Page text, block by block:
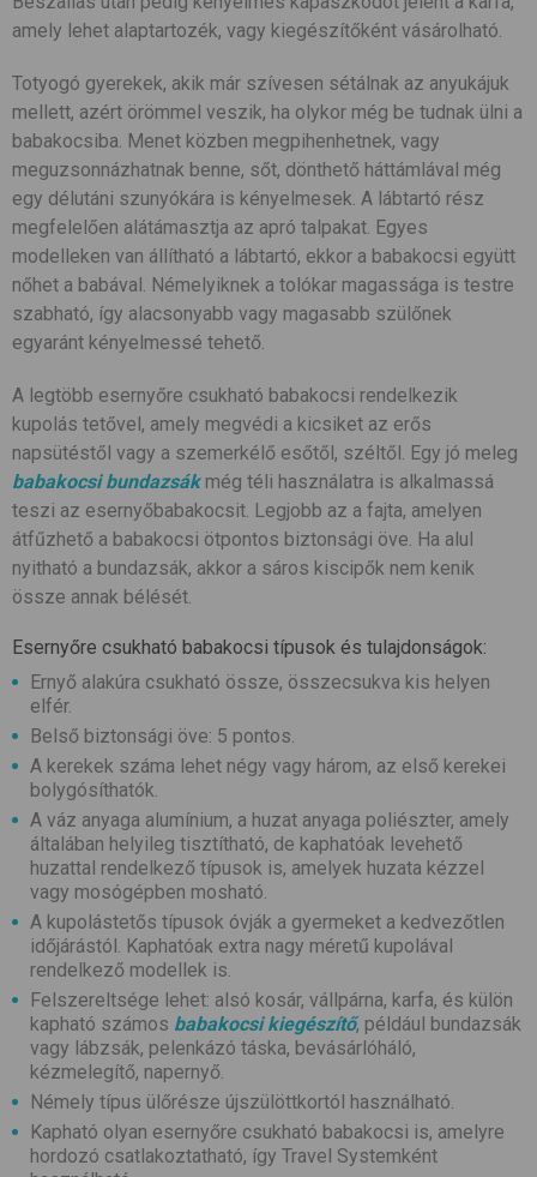
amely lehet alaptartozék, vagy kiegészítőként vásárolható.
Totyogó gyerekek, akik már szívesen sétálnak az anyukájuk
mellett, azért örömmel veszik, ha olykor még be tudnak ülni a
babakocsiba. Menet közben megpihenhetnek, vagy
meguzsonnázhatnak benne, sőt, dönthető háttámlával még
egy délutáni szunyókára is kényelmesek. A lábtartó rész
megfelelően alátámasztja az apró talpakat. Egyes
modelleken van állítható a lábtartó, ekkor a babakocsi együtt
nőhet a babával. Némelyiknek a tolókar magassága is testre
szabható, így alacsonyabb vagy magasabb szülőnek
egyaránt kényelmessé tehető.
A legtöbb esernyőre csukható babakocsi rendelkezik
kupolás tetővel, amely megvédi a kicsiket az erős
napsütéstől vagy a szemerkélő esőtől, széltől. Egy jó meleg
babakocsi bundazsákmég téli használatra is alkalmassá
teszi az esernyőbabakocsit. Legjobb az a fajta, amelyen
átfűzhető a babakocsi ötpontos biztonsági öve. Ha alul
nyitható a bundazsák, akkor a sáros kiscipők nem kenik
össze annak bélését.
Esernyőre csukható babakocsi típusok és tulajdonságok:
Ernyő alakúra csukható össze, összecsukva kis helyen
elfér.
Belső biztonsági öve: 5 pontos.
A kerekek száma lehet négy vagy három, az első kerekei
bolygósíthatók.
A váz anyaga alumínium, a huzat anyaga poliészter, amely
általában helyileg tisztítható, de kaphatóak levehető
huzattal rendelkező típusok is, amelyek huzata kézzel
vagy mosógépben mosható.
A kupolástetős típusok óvják a gyermeket a kedvezőtlen
időjárástól. Kaphatóak extra nagy méretű kupolával
rendelkező modellek is.
Felszereltsége lehet: alsó kosár, vállpárna, karfa, és külön
kapható számos babakocsi kiegészítő, például bundazsák
vagy lábzsák, pelenkázó táska, bevásárlóháló,
kézmelegítő, napernyő.
Némely típus ülőrésze újszülöttkortól használható.
Kapható olyan esernyőre csukható babakocsi is, amelyre
hordozó csatlakoztatható, így Travel Systemként